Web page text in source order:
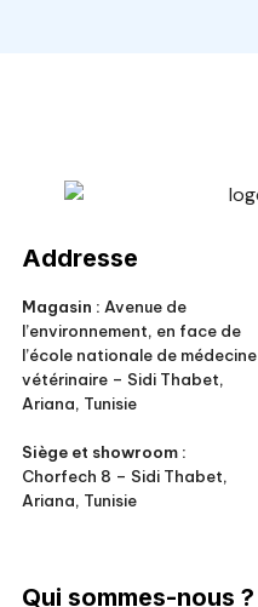
Addresse
Magasin : Avenue de
l’environnement, en face de
l’école nationale de médecine
vétérinaire – Sidi Thabet,
Ariana, Tunisie
Siège et showroom :
Chorfech 8 – Sidi Thabet,
Ariana, Tunisie
Qui sommes-nous ?